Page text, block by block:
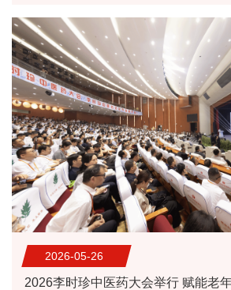
和中医药工作的重要论述，坚持传承精华、
医大师传帮带作用，大力引育高层次人才，不
平，加快打造“创新、团队、资本、产业”四位
台，...
2026-05-26